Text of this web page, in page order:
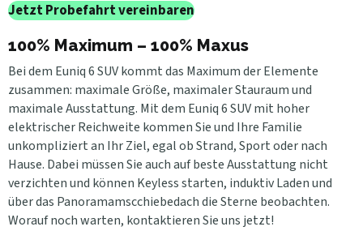
Jetzt Probefahrt vereinbaren
100% Maximum – 100% Maxus
Bei dem Euniq 6 SUV kommt das Maximum der Elemente
zusammen: maximale Größe, maximaler Stauraum und
maximale Ausstattung. Mit dem Euniq 6 SUV mit hoher
elektrischer Reichweite kommen Sie und Ihre Familie
unkompliziert an Ihr Ziel, egal ob Strand, Sport oder nach
Hause. Dabei müssen Sie auch auf beste Ausstattung nicht
verzichten und können Keyless starten, induktiv Laden und
über das Panoramamscchiebedach die Sterne beobachten.
Worauf noch warten, kontaktieren Sie uns jetzt!